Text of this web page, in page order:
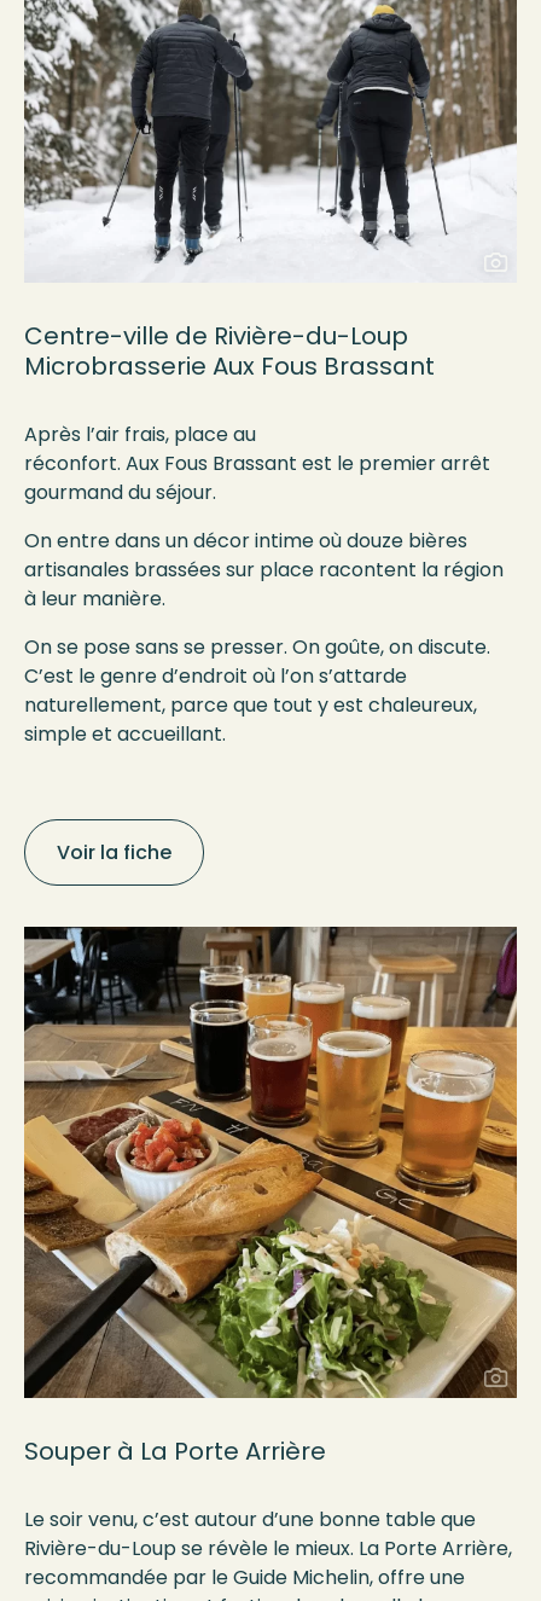
Centre-ville de Rivière-du-Loup
Microbrasserie Aux Fous Brassant
Après l’air frais, place au
réconfort. Aux Fous Brassant est le premier arrêt
gourmand du séjour.
On entre dans un décor intime où douze bières
artisanales brassées sur place racontent la région
à leur manière.
On se pose sans se presser. On goûte, on discute.
C’est le genre d’endroit où l’on s’attarde
naturellement, parce que tout y est chaleureux,
simple et accueillant.
Voir la fiche
Souper à La Porte Arrière
Le soir venu, c’est autour d’une bonne table que
Rivière-du-Loup se révèle le mieux. La Porte Arrière,
recommandée par le Guide Michelin, offre une